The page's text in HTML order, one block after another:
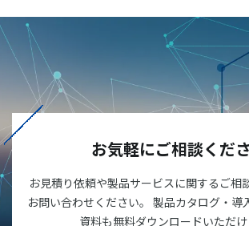
お気軽にご相談くだ
お見積り依頼や製品サービスに関するご相
お問い合わせください。 製品カタログ・導
資料も無料ダウンロードいただけ